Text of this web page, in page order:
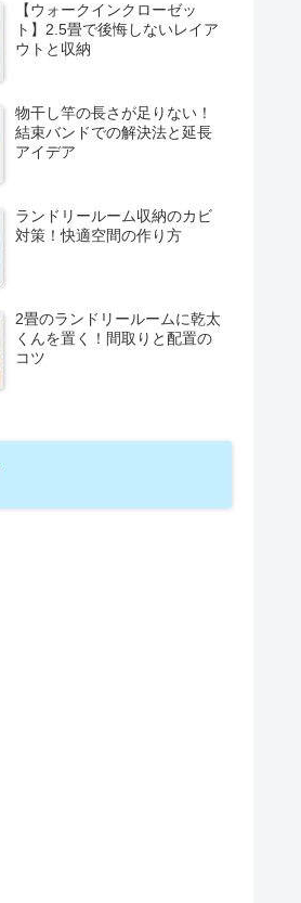
【ウォークインクローゼッ
ト】2.5畳で後悔しないレイア
ウトと収納
物干し竿の長さが足りない！
結束バンドでの解決法と延長
アイデア
ランドリールーム収納のカビ
対策！快適空間の作り方
2畳のランドリールームに乾太
くんを置く！間取りと配置の
コツ